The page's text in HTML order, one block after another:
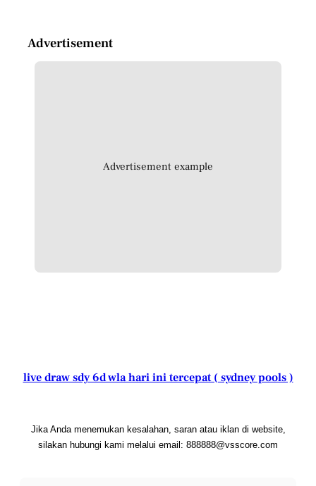
Advertisement
Advertisement example
live draw sdy 6d wla hari ini tercepat ( sydney pools )
Jika Anda menemukan kesalahan, saran atau iklan di website,
silakan hubungi kami melalui email: 888888@vsscore.com